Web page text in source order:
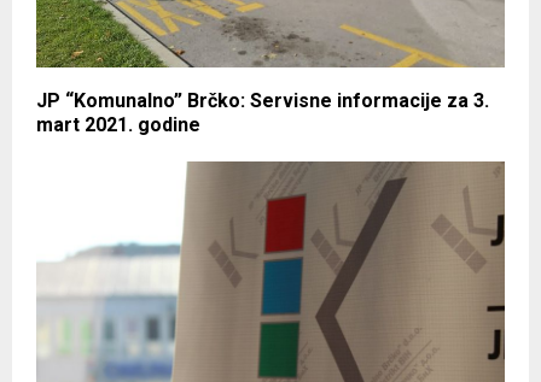
JP “Komunalno” Brčko: Servisne informacije za 3.
mart 2021. godine